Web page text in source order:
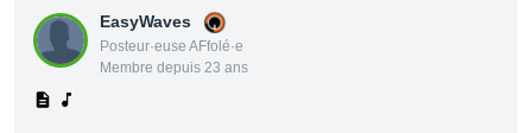
EasyWaves
Posteur·euse AFfolé·e
Membre depuis 23 ans